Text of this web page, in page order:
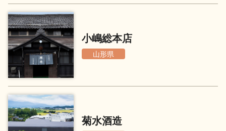
地酒用語集
お楽しみコンテンツ
小嶋総本店
山形県
菊水酒造